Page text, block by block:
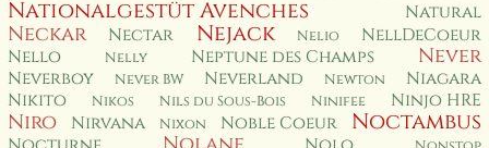
Nationalgestüt Avenches Natural
Neckar Nectar Nejack Nelio
NellDeCoeur
Nello
Nelly Neptune des Champs Never
Neverboy Never BW Neverland Newton
Niagara
Nikito
Nikos Nils du Sous-Bois Ninifee Ninjo HRE
Niro Nirvana Nixon Noble Coeur Noctambus